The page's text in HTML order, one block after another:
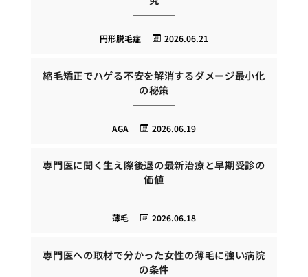
2026.06.21
円形脱毛症
縮毛矯正でハゲる不安を解消するダメージ最小化
の秘策
2026.06.19
AGA
専門医に聞く生え際後退の最新治療と早期受診の
価値
2026.06.18
薄毛
専門医への取材で分かった女性の薄毛に強い病院
の条件